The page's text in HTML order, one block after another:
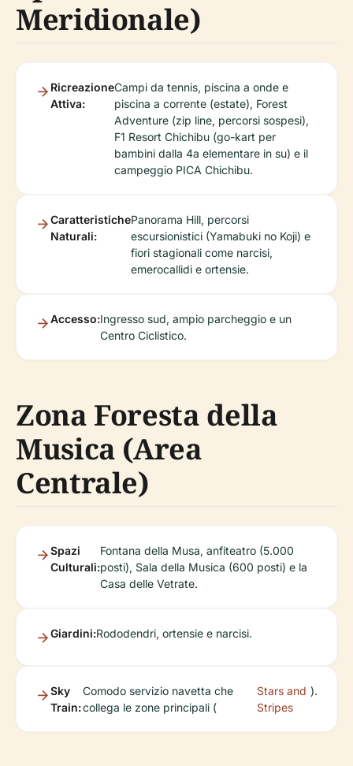
Meridionale)
Ricreazione
Attiva:
Campi da tennis, piscina a onde e
piscina a corrente (estate), Forest
Adventure (zip line, percorsi sospesi),
F1 Resort Chichibu (go-kart per
bambini dalla 4a elementare in su) e il
campeggio PICA Chichibu.
Caratteristiche
Naturali:
Panorama Hill, percorsi
escursionistici (Yamabuki no Koji) e
fiori stagionali come narcisi,
emerocallidi e ortensie.
Accesso:Ingresso sud, ampio parcheggio e un
Centro Ciclistico.
Zona Foresta della
Musica (Area
Centrale)
Spazi
Culturali:
Fontana della Musa, anfiteatro (5.000
posti), Sala della Musica (600 posti) e la
Casa delle Vetrate.
Giardini:Rododendri, ortensie e narcisi.
Sky
Train:
Comodo servizio navetta che
collega le zone principali (
Stars and
Stripes
).